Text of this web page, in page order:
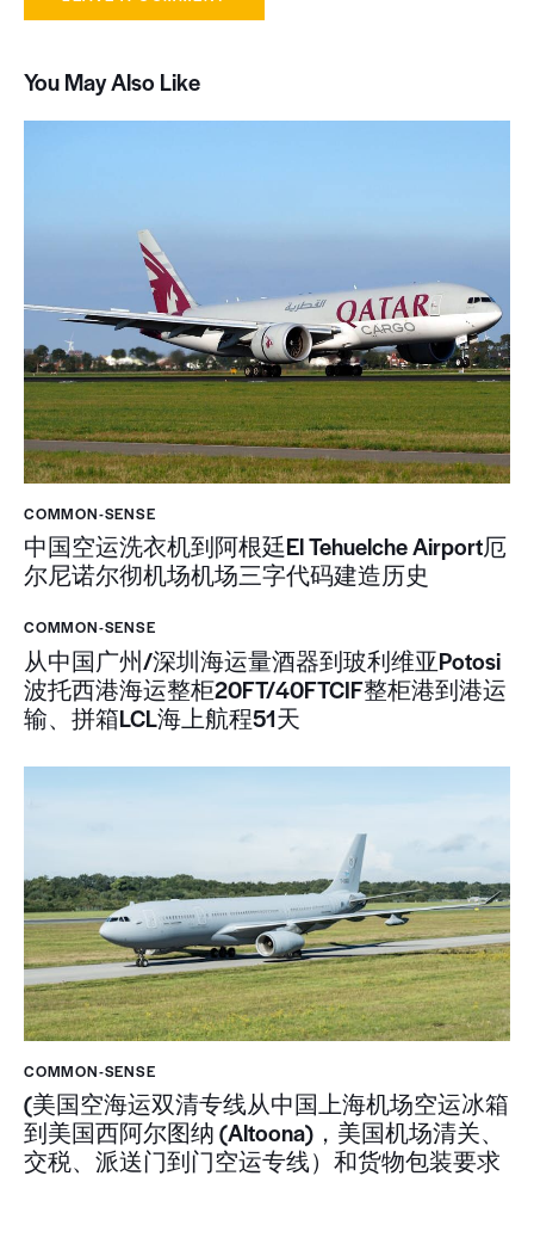
You May Also Like
COMMON-SENSE
中国空运洗衣机到阿根廷El Tehuelche Airport厄
尔尼诺尔彻机场机场三字代码建造历史
COMMON-SENSE
从中国广州/深圳海运量酒器到玻利维亚Potosi
波托西港海运整柜20FT/40FTCIF整柜港到港运
输、拼箱LCL海上航程51天
COMMON-SENSE
(美国空海运双清专线从中国上海机场空运冰箱
到美国西阿尔图纳 (Altoona)，美国机场清关、
交税、派送门到门空运专线）和货物包装要求